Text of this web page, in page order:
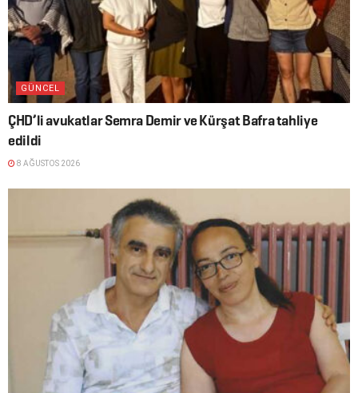
GÜNCEL
ÇHD’li avukatlar Semra Demir ve Kürşat Bafra tahliye
edildi
8 AĞUSTOS 2026